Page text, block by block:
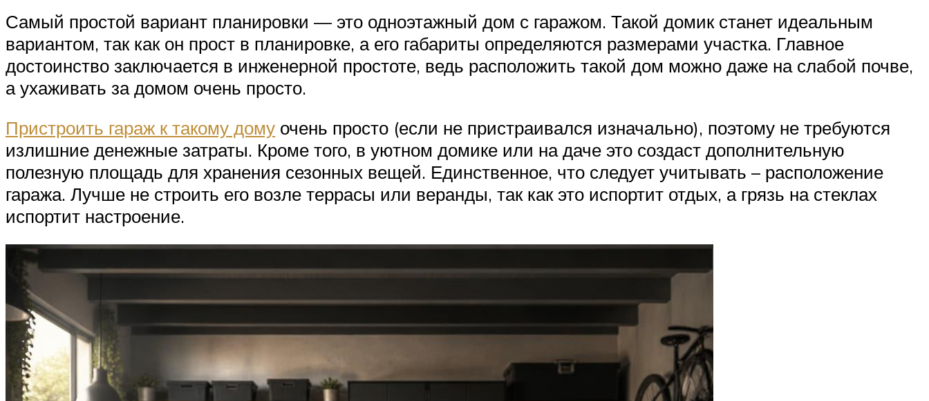
Самый простой вариант планировки — это одноэтажный дом с гаражом. Такой домик станет идеальным
вариантом, так как он прост в планировке, а его габариты определяются размерами участка. Главное
достоинство заключается в инженерной простоте, ведь расположить такой дом можно даже на слабой почве,
а ухаживать за домом очень просто.
Пристроить гараж к такому дому очень просто (если не пристраивался изначально), поэтому не требуются
излишние денежные затраты. Кроме того, в уютном домике или на даче это создаст дополнительную
полезную площадь для хранения сезонных вещей. Единственное, что следует учитывать – расположение
гаража. Лучше не строить его возле террасы или веранды, так как это испортит отдых, а грязь на стеклах
испортит настроение.